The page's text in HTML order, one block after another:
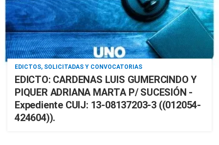
EDICTOS, SOLICITADAS Y CONVOCATORIAS
EDICTO: CARDENAS LUIS GUMERCINDO Y
PIQUER ADRIANA MARTA P/ SUCESIÓN -
Expediente CUIJ: 13-08137203-3 ((012054-
424604)).